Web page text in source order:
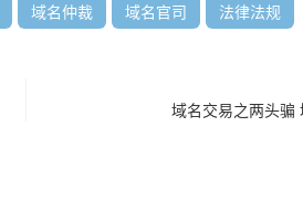
域名仲裁 域名官司 法律法规
域名交易之两头骗